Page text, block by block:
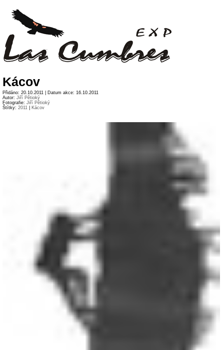
Kácov
Přidáno: 20.10.2011 | Datum akce: 16.10.2011
Autor: Jiří Pětioký
Fotografie: Jiří Pětioký
Štítky: 2011 Kácov